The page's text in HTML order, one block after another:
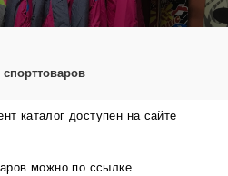
каталог доступен на сайте
можно по ссылке